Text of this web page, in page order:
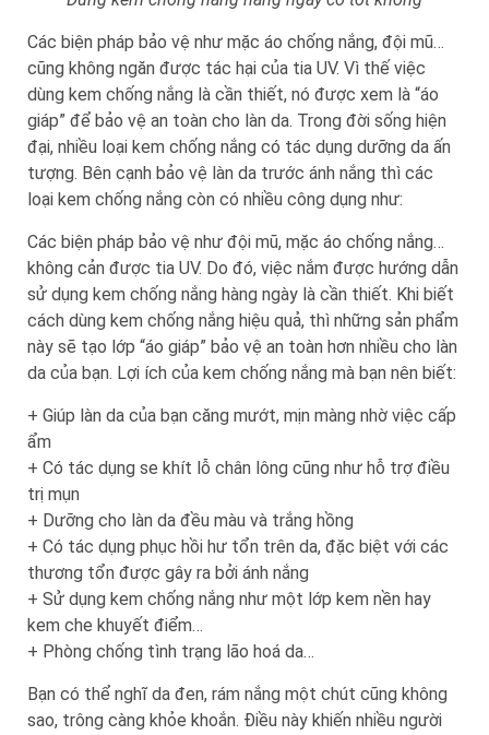
Các biện pháp bảo vệ như mặc áo chống nắng, đội mũ…
cũng không ngăn được tác hại của tia UV. Vì thế việc
dùng kem chống nắng là cần thiết, nó được xem là “áo
giáp” để bảo vệ an toàn cho làn da. Trong đời sống hiện
đại, nhiều loại kem chống nắng có tác dụng dưỡng da ấn
tượng. Bên cạnh bảo vệ làn da trước ánh nắng thì các
loại kem chống nắng còn có nhiều công dụng như:
Các biện pháp bảo vệ như đội mũ, mặc áo chống nắng…
không cản được tia UV. Do đó, việc nắm được hướng dẫn
sử dụng kem chống nắng hàng ngày là cần thiết. Khi biết
cách dùng kem chống nắng hiệu quả, thì những sản phẩm
này sẽ tạo lớp “áo giáp” bảo vệ an toàn hơn nhiều cho làn
da của bạn. Lợi ích của kem chống nắng mà bạn nên biết:
+ Giúp làn da của bạn căng mướt, mịn màng nhờ việc cấp
ẩm
+ Có tác dụng se khít lỗ chân lông cũng như hỗ trợ điều
trị mụn
+ Dưỡng cho làn da đều màu và trắng hồng
+ Có tác dụng phục hồi hư tổn trên da, đặc biệt với các
thương tổn được gây ra bởi ánh nắng
+ Sử dụng kem chống nắng như một lớp kem nền hay
kem che khuyết điểm…
+ Phòng chống tình trạng lão hoá da…
Bạn có thể nghĩ da đen, rám nắng một chút cũng không
sao, trông càng khỏe khoắn. Điều này khiến nhiều người